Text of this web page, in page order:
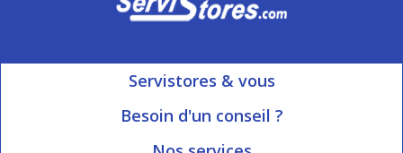
Servistores & vous
Mon compte
Besoin d'un conseil ?
Ouvert du Lundi au Vendredi